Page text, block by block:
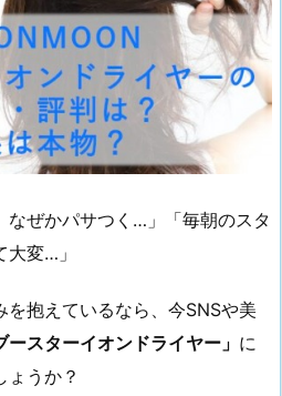
なぜかパサつく…」「毎朝のスタ
大変…」
を抱えているなら、今SNSや美
ースターイオンドライヤー」 に
ょうか？